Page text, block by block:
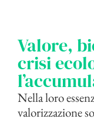
Valore,
crisi
Nella loro
valorizzazione